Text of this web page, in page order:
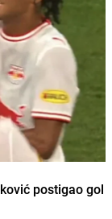
postigao gol